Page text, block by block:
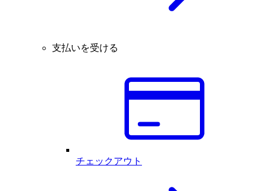
支払いを受ける
チェックアウト